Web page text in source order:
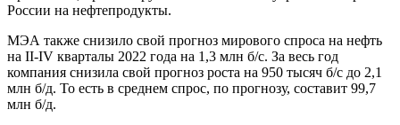
России на нефтепродукты.
МЭА также снизило свой прогноз мирового спроса на нефть
на ІІ-IV кварталы 2022 года на 1,3 млн б/с. За весь год
компания снизила свой прогноз роста на 950 тысяч б/с до 2,1
млн б/д. То есть в среднем спрос, по прогнозу, составит 99,7
млн б/д.